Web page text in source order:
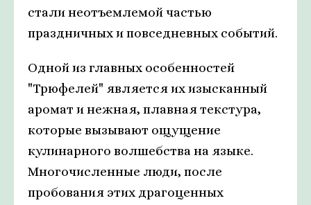
стали неотъемлемой частью
праздничных и повседневных событий.
Одной из главных особенностей
"Трюфелей" является их изысканный
аромат и нежная, плавная текстура,
которые вызывают ощущение
кулинарного волшебства на языке.
Многочисленные люди, после
пробования этих драгоценных